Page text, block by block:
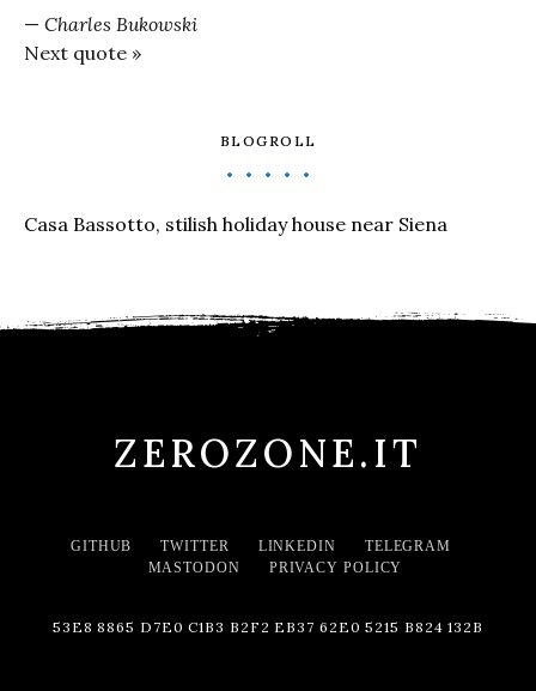
— Charles Bukowski
Next quote »
BLOGROLL
Casa Bassotto, stilish holiday house near Siena
ZEROZONE.IT
GITHUB TWITTER LINKEDIN
TELEGRAM
MASTODON
PRIVACY POLICY
53E8 8865 D7E0 C1B3 B2F2 EB37 62E0 5215 B824 132B